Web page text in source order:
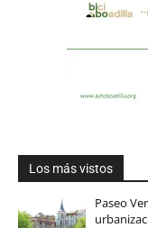
Los más vistos
Paseo